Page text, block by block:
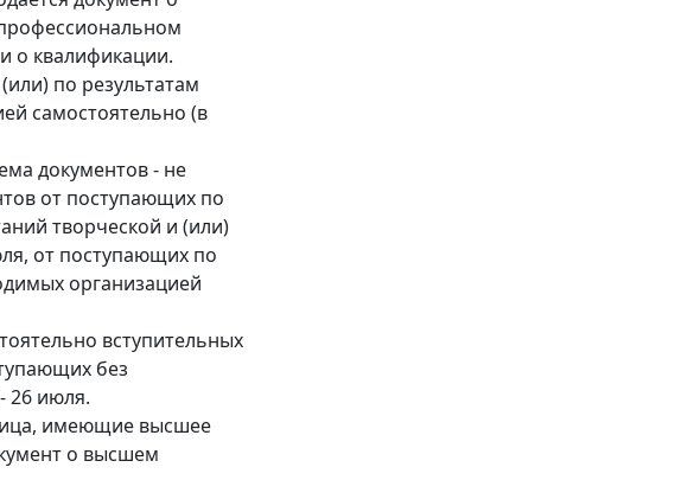
о квалификации.
по результатам
самостоятельно (в
документов - не
от поступающих по
творческой и (или)
от поступающих по
организацией
вступительных
без
26 июля.
имеющие высшее
о высшем